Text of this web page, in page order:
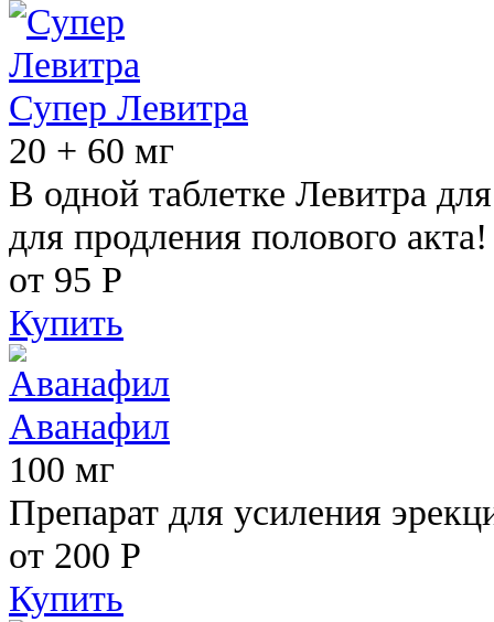
Супер Левитра
20 + 60 мг
В одной таблетке Левитра
для продления полового акта!
от 95 Р
Купить
Аванафил
100 мг
Препарат для усиления
от 200 Р
Купить